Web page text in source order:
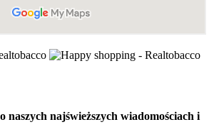
najświeższych wiadomościach i